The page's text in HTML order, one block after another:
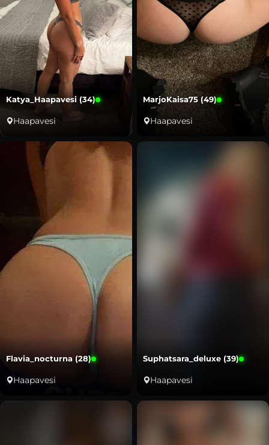
Katya_Haapavesi (34)
Haapavesi
MarjoKaisa75 (49)
Haapavesi
Flavia_nocturna (28)
Haapavesi
Suphatsara_deluxe (39)
Haapavesi